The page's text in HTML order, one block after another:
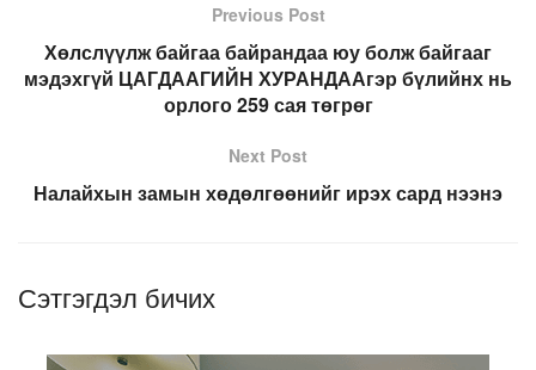
Previous Post
Хөлслүүлж байгаа байрандаа юу болж байгааг
мэдэхгүй ЦАГДААГИЙН ХУРАНДААгэр бүлийнх нь
орлого 259 сая төгрөг
Next Post
Налайхын замын хөдөлгөөнийг ирэх сард нээнэ
Сэтгэгдэл бичих